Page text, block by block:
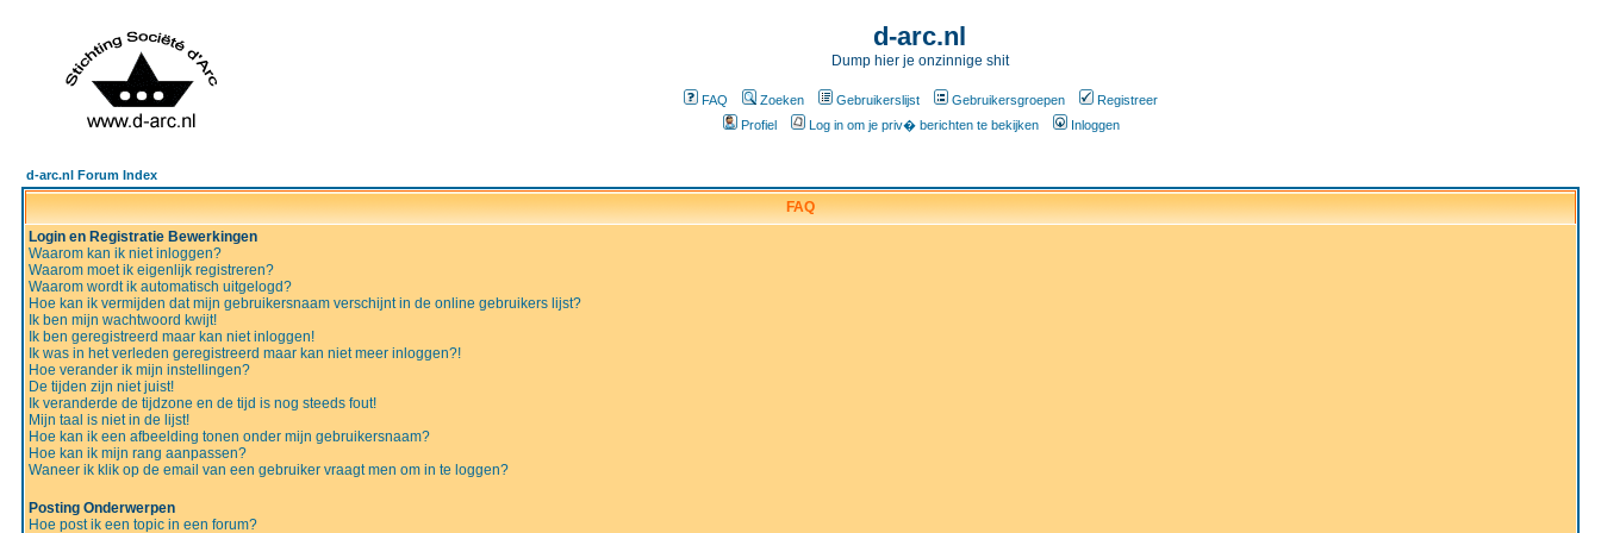
d-arc.nl
Dump hier je onzinnige shit
FAQ Zoeken Gebruikerslijst Gebruikersgroepen
Registreer
Profiel
Log in om je priv� berichten te bekijken Inloggen
d-arc.nl Forum Index
FAQ
Login en Registratie Bewerkingen
Waarom kan ik niet inloggen?
Waarom moet ik eigenlijk registreren?
Waarom wordt ik automatisch uitgelogd?
Hoe kan ik vermijden dat mijn gebruikersnaam verschijnt in de online gebruikers lijst?
Ik ben mijn wachtwoord kwijt!
Ik ben geregistreerd maar kan niet inloggen!
Ik was in het verleden geregistreerd maar kan niet meer inloggen?!
Hoe verander ik mijn instellingen?
De tijden zijn niet juist!
Ik veranderde de tijdzone en de tijd is nog steeds fout!
Mijn taal is niet in de lijst!
Hoe kan ik een afbeelding tonen onder mijn gebruikersnaam?
Hoe kan ik mijn rang aanpassen?
Waneer ik klik op de email van een gebruiker vraagt men om in te loggen?
Posting Onderwerpen
Hoe post ik een topic in een forum?